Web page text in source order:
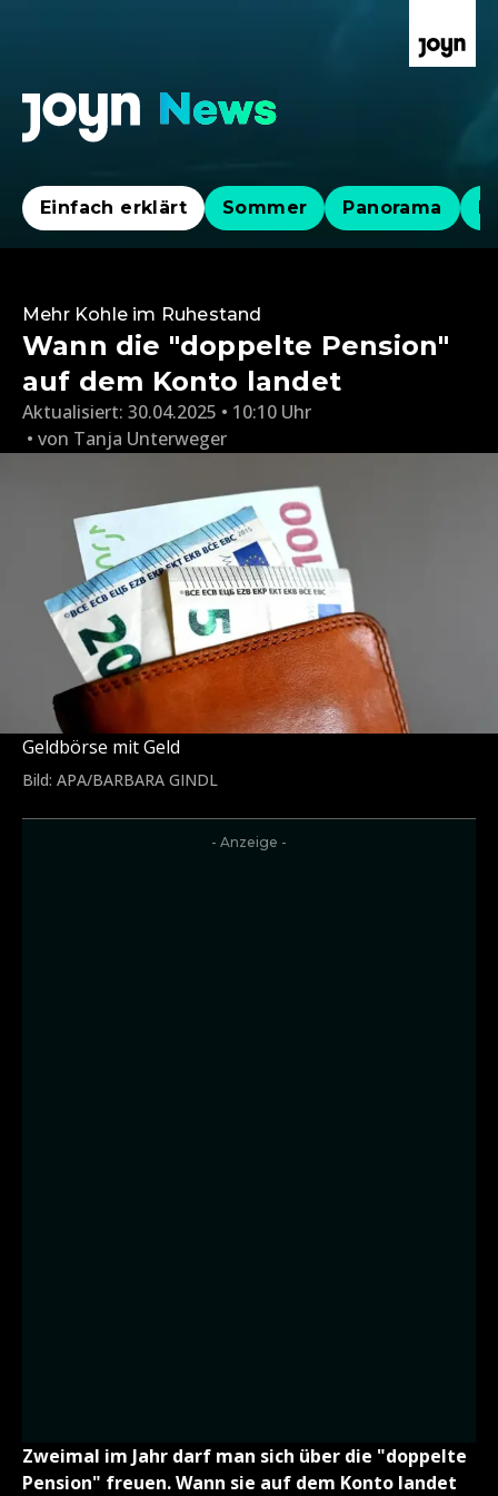
Einfach erklärt Sommer Panorama
Mehr Kohle im Ruhestand
Wann die "doppelte Pension"
auf dem Konto landet
Aktualisiert: 30.04.2025 • 10:10 Uhr
von Tanja Unterweger
Geldbörse mit Geld
Bild: APA/BARBARA GINDL
- Anzeige -
Zweimal im Jahr darf man sich über die "doppelte
Pension" freuen. Wann sie auf dem Konto landet